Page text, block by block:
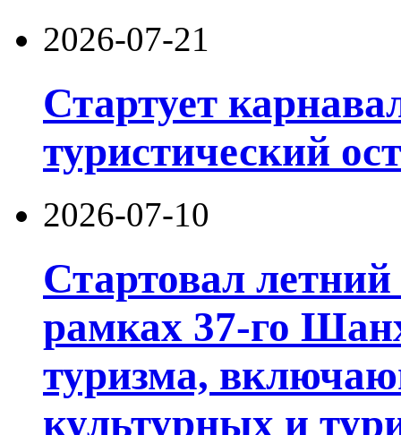
2026-07-21
Стартует
туристический
2026-07-10
Стартовал
рамках 37-го
туризма,
культурных и